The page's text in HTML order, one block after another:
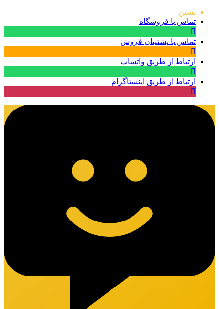
بستن
تماس با فروشگاه
تماس با پشتیبان فروش
ارتباط از طریق واتساپ
ارتباط از طریق اینستاگرام